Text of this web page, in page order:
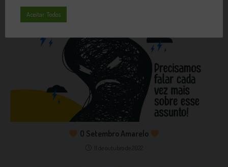
O Setembro Amarelo
11 de outubro de 2022
Aceitar Todos